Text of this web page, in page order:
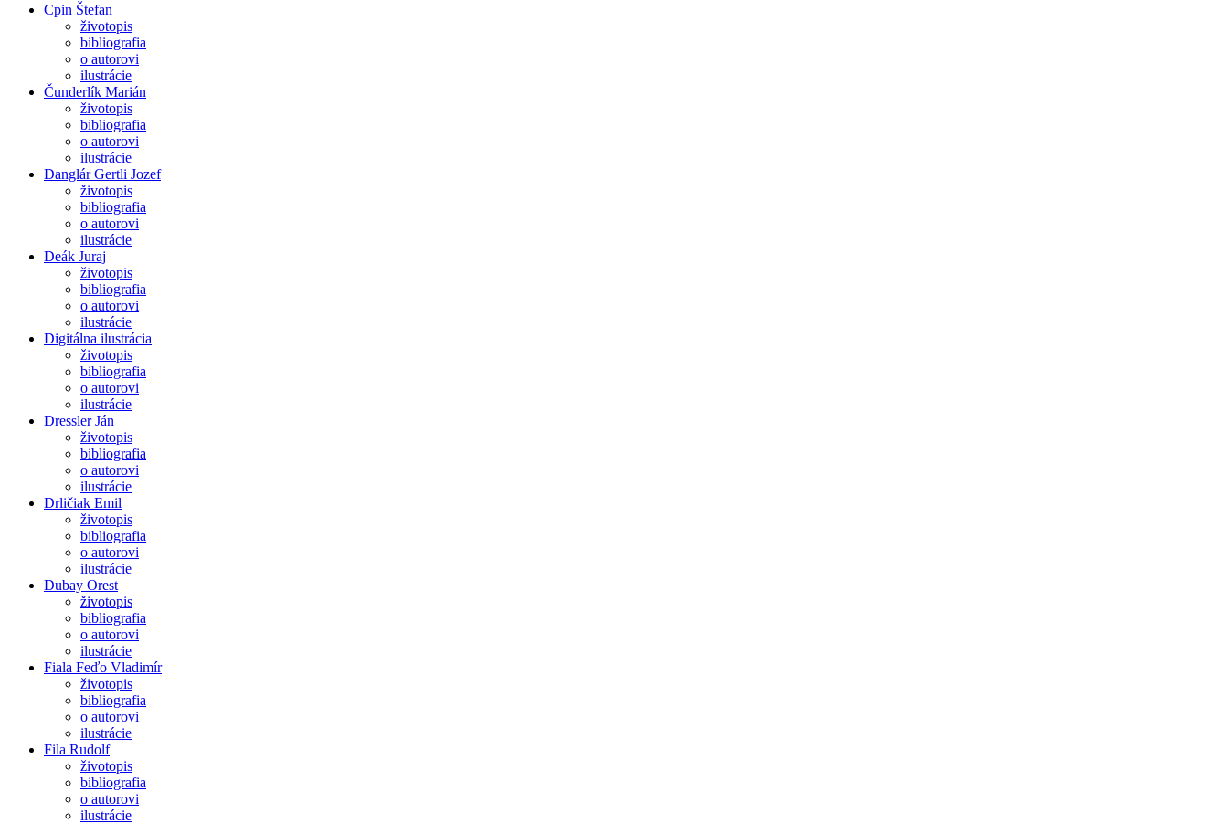
Cpin Štefan
životopis
bibliografia
o autorovi
ilustrácie
Čunderlík Marián
životopis
bibliografia
o autorovi
ilustrácie
Danglár Gertli Jozef
životopis
bibliografia
o autorovi
ilustrácie
Deák Juraj
životopis
bibliografia
o autorovi
ilustrácie
Digitálna ilustrácia
životopis
bibliografia
o autorovi
ilustrácie
Dressler Ján
životopis
bibliografia
o autorovi
ilustrácie
Drličiak Emil
životopis
bibliografia
o autorovi
ilustrácie
Dubay Orest
životopis
bibliografia
o autorovi
ilustrácie
Fiala Feďo Vladimír
životopis
bibliografia
o autorovi
ilustrácie
Fila Rudolf
životopis
bibliografia
o autorovi
ilustrácie